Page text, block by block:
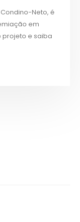
Neto, é
em
projeto e saiba